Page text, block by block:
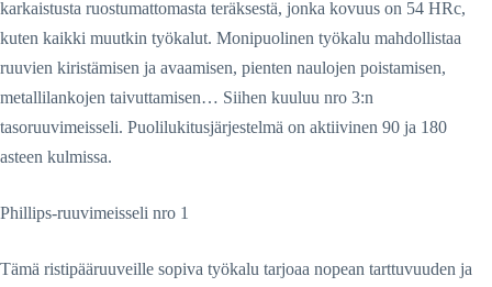
karkaistusta ruostumattomasta teräksestä, jonka kovuus on 54 HRc,
kuten kaikki muutkin työkalut. Monipuolinen työkalu mahdollistaa
ruuvien kiristämisen ja avaamisen, pienten naulojen poistamisen,
metallilankojen taivuttamisen… Siihen kuuluu nro 3:n
tasoruuvimeisseli. Puolilukitusjärjestelmä on aktiivinen 90 ja 180
asteen kulmissa.
Phillips-ruuvimeisseli nro 1
Tämä ristipääruuveille sopiva työkalu tarjoaa nopean tarttuvuuden ja